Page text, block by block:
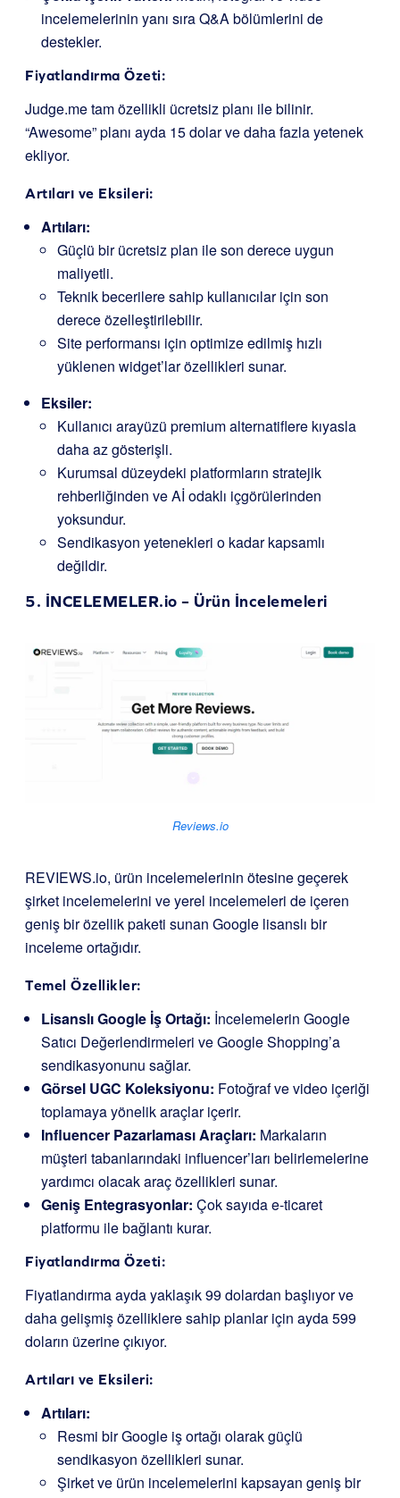
incelemelerinin yanı sıra Q&A bölümlerini de
destekler.
Fiyatlandırma Özeti:
Judge.me tam özellikli ücretsiz planı ile bilinir.
“Awesome” planı ayda 15 dolar ve daha fazla yetenek
ekliyor.
Artıları ve Eksileri:
Artıları:
Güçlü bir ücretsiz plan ile son derece uygun
maliyetli.
Teknik becerilere sahip kullanıcılar için son
derece özelleştirilebilir.
Site performansı için optimize edilmiş hızlı
yüklenen widget’lar özellikleri sunar.
Eksiler:
Kullanıcı arayüzü premium alternatiflere kıyasla
daha az gösterişli.
Kurumsal düzeydeki platformların stratejik
rehberliğinden ve Aİ odaklı içgörülerinden
yoksundur.
Sendikasyon yetenekleri o kadar kapsamlı
değildir.
5. İNCELEMELER.io – Ürün İncelemeleri
Reviews.io
REVIEWS.io, ürün incelemelerinin ötesine geçerek
şirket incelemelerini ve yerel incelemeleri de içeren
geniş bir özellik paketi sunan Google lisanslı bir
inceleme ortağıdır.
Temel Özellikler:
Lisanslı Google İş Ortağı: İncelemelerin Google
Satıcı Değerlendirmeleri ve Google Shopping’a
sendikasyonunu sağlar.
Görsel UGC Koleksiyonu: Fotoğraf ve video içeriği
toplamaya yönelik araçlar içerir.
Influencer Pazarlaması Araçları: Markaların
müşteri tabanlarındaki influencer’ları belirlemelerine
yardımcı olacak araç özellikleri sunar.
Geniş Entegrasyonlar: Çok sayıda e-ticaret
platformu ile bağlantı kurar.
Fiyatlandırma Özeti:
Fiyatlandırma ayda yaklaşık 99 dolardan başlıyor ve
daha gelişmiş özelliklere sahip planlar için ayda 599
doların üzerine çıkıyor.
Artıları ve Eksileri:
Artıları:
Resmi bir Google iş ortağı olarak güçlü
sendikasyon özellikleri sunar.
Şirket ve ürün incelemelerini kapsayan geniş bir